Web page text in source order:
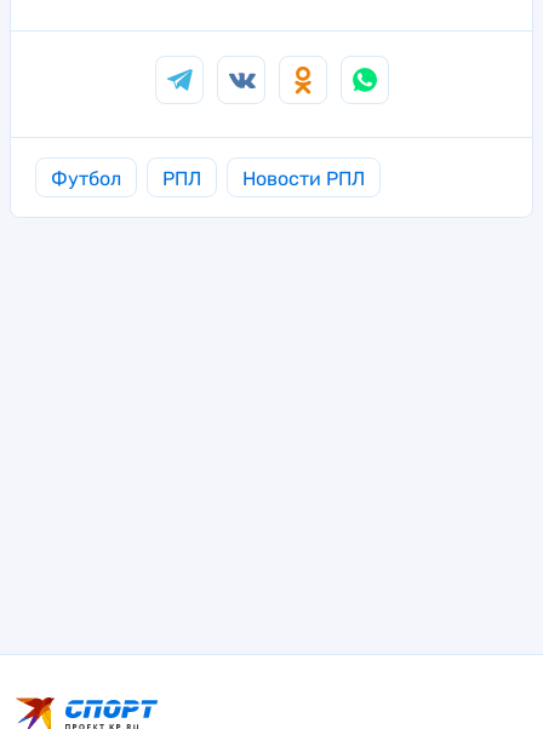
Футбол РПЛ Новости РПЛ